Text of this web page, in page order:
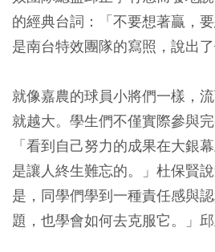
的經典台詞：「不要想著贏，
是南台特效團隊的寫照，說出了
就像嘉農的球員小將們一樣，
就越大。學生們不僅實際參與
「看到自己努力的成果在大銀
是讓人終生難忘的。」杜保賢
是，同學們學到一種責任感與
題，也學會如何去克服它。」邱